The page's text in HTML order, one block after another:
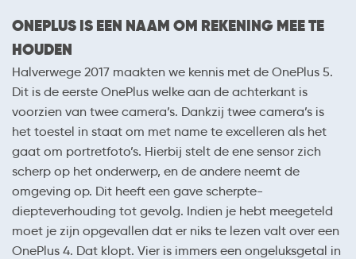
ONEPLUS IS EEN NAAM OM REKENING MEE TE
HOUDEN
Halverwege 2017 maakten we kennis met de OnePlus 5.
Dit is de eerste OnePlus welke aan de achterkant is
voorzien van twee camera’s. Dankzij twee camera’s is
het toestel in staat om met name te excelleren als het
gaat om portretfoto’s. Hierbij stelt de ene sensor zich
scherp op het onderwerp, en de andere neemt de
omgeving op. Dit heeft een gave scherpte-
diepteverhouding tot gevolg. Indien je hebt meegeteld
moet je zijn opgevallen dat er niks te lezen valt over een
OnePlus 4. Dat klopt. Vier is immers een ongeluksgetal in